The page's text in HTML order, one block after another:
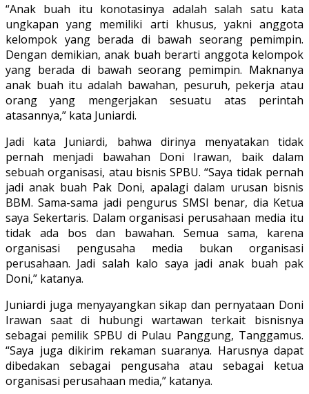
“Anak buah itu konotasinya adalah salah satu kata
ungkapan yang memiliki arti khusus, yakni anggota
kelompok yang berada di bawah seorang pemimpin.
Dengan demikian, anak buah berarti anggota kelompok
yang berada di bawah seorang pemimpin. Maknanya
anak buah itu adalah bawahan, pesuruh, pekerja atau
orang yang mengerjakan sesuatu atas perintah
atasannya,” kata Juniardi.
Jadi kata Juniardi, bahwa dirinya menyatakan tidak
pernah menjadi bawahan Doni Irawan, baik dalam
sebuah organisasi, atau bisnis SPBU. “Saya tidak pernah
jadi anak buah Pak Doni, apalagi dalam urusan bisnis
BBM. Sama-sama jadi pengurus SMSI benar, dia Ketua
saya Sekertaris. Dalam organisasi perusahaan media itu
tidak ada bos dan bawahan. Semua sama, karena
organisasi pengusaha media bukan organisasi
perusahaan. Jadi salah kalo saya jadi anak buah pak
Doni,” katanya.
Juniardi juga menyayangkan sikap dan pernyataan Doni
Irawan saat di hubungi wartawan terkait bisnisnya
sebagai pemilik SPBU di Pulau Panggung, Tanggamus.
“Saya juga dikirim rekaman suaranya. Harusnya dapat
dibedakan sebagai pengusaha atau sebagai ketua
organisasi perusahaan media,” katanya.